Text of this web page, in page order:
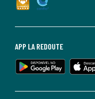
APP LA REDOUTE